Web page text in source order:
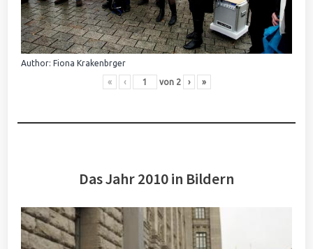
Author: Fiona Krakenbrger
« ‹ von 2 › »
Das Jahr 2010 in Bildern